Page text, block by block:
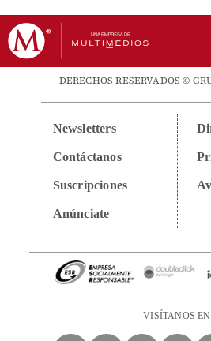
DERECHOS RESERVADOS ©
Newsletters
Contáctanos
Suscripciones
Anúnciate
VISÍTANOS EN